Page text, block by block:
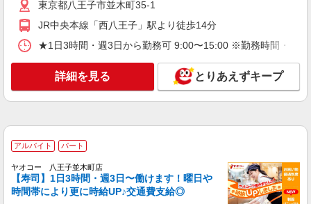
曜＋100円 ★日・祝＋100円 ※アルバイトさんの
時給や募集内容はお問い合わせください
キープ 詳細を見る
アルバイト パート
ヤオコー 八王子並木町店
スーパーマーケットの日配スタッフ
日・時間帯による） 9時迄：時給1420円〜 9時以
時給や募集内容はお問い合わせください
キープ 詳細を見る
東京都八王子市並木町35-1
JR中央本線「西八王子」駅より徒歩14分
★1日3時間・週3日から勤務可 9:00〜15:00 ※勤務時間・日
詳細を見る とりあえずキープ
アルバイト パート
ヤオコー 八王子並木町店
【寿司】1日3時間・週3日〜働けます！曜日や
時間帯により更に時給UP♪交通費支給◎